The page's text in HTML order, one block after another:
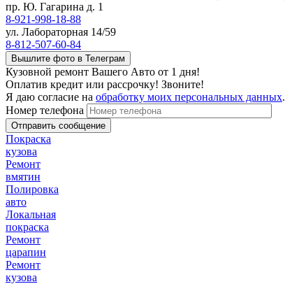
пр. Ю. Гагарина д. 1
8-921-998-18-88
ул. Лабораторная 14/59
8-812-507-60-84
Вышлите фото в Телеграм
Кузовной ремонт Вашего Авто от 1 дня!
Оплатив кредит или рассрочку! Звоните!
Я даю согласие на обработку моих персональных данных.
Номер телефона
Покраска
кузова
Ремонт
вмятин
Полировка
авто
Локальная
покраска
Ремонт
царапин
Ремонт
кузова